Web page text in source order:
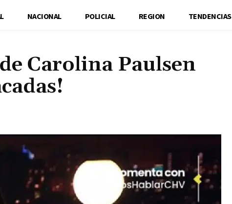
NACIONAL POLICIAL REGION TENDENCIAS
Carolina Paulsen